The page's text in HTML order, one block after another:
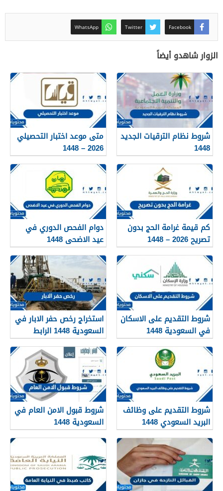
Facebook
Twitter
WhatsApp
الزوار شاهدو أيضاً
شروط نظام الترقيات الجديد
1448
متى موعد اختبار التحصيلي
2026 – 1448
كم قيمة غرامة الحج بدون
تصريح 2026 – 1448
دوام الفحص الدوري في
عيد الاضحى 1448
شروط التقديم على الاسكان
في السعودية 1448
استخراج رخص حفر الابار في
السعودية 1448 الرابط
والشروط بالتفصيل
شروط التقديم على وظائف
البريد السعودي 1448
شروط قبول الامن العام في
السعودية 1448